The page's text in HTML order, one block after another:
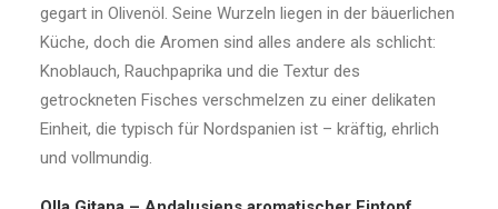
gegart in Olivenöl. Seine Wurzeln liegen in der bäuerlichen
Küche, doch die Aromen sind alles andere als schlicht:
Knoblauch, Rauchpaprika und die Textur des
getrockneten Fisches verschmelzen zu einer delikaten
Einheit, die typisch für Nordspanien ist – kräftig, ehrlich
und vollmundig.